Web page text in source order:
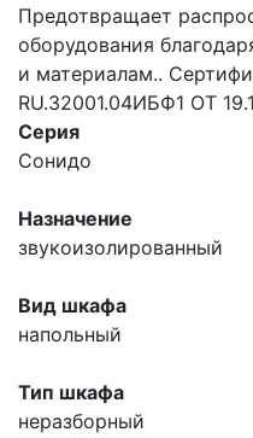
Предотвращает
оборудования
и материалам..
RU.32001.04ИБФ1 ОТ
Серия
Сонидо
Назначение
звукоизолированный
Вид шкафа
напольный
Тип шкафа
неразборный